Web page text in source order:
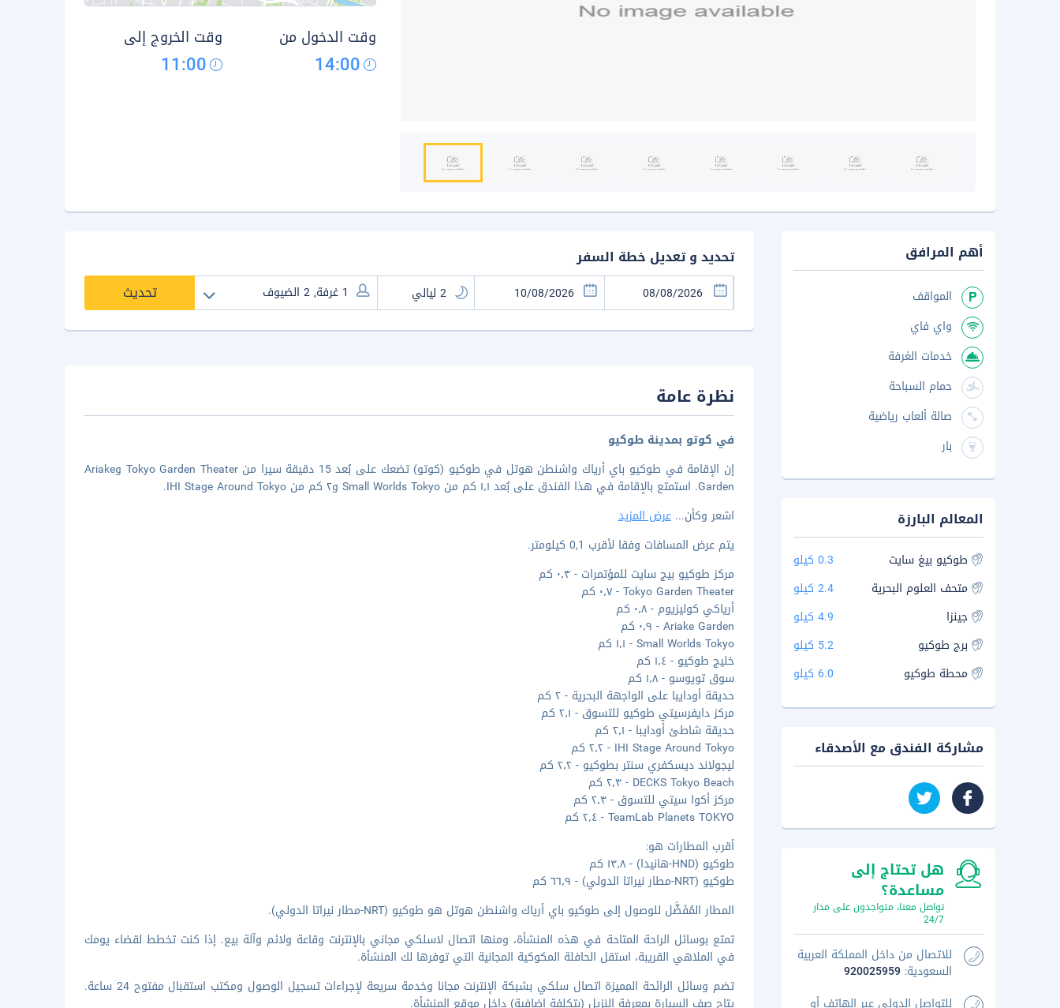
وقت الدخول من
14:00
وقت الخروج إلى
11:00
تحديد و تعديل خطة السفر
تحديث
نظرة عامة
في كوتو بمدينة طوكيو
إن الإقامة في طوكيو باي أرياك واشنطن هوتل في طوكيو (كوتو) تضعك على بُعد 15 دقيقة سيرا من Tokyo Garden Theater وAriake
Garden. استمتع بالإقامة في هذا الفندق على بُعد ١٫١ كم من Small Worlds Tokyo و٢ كم من IHI Stage Around Tokyo.
اشعر وكأن...عرض المزيد
يتم عرض المسافات وفقا لأقرب 0,1 كيلومتر.
مركز طوكيو بيج سايت للمؤتمرات - ٠٫٣ كم
Tokyo Garden Theater - ٠٫٧ كم
أرياكي كوليزيوم - ٠٫٨ كم
Ariake Garden - ٠٫٩ كم
Small Worlds Tokyo - ١٫١ كم
خليج طوكيو - ١٫٤ كم
سوق تويوسو - ١٫٨ كم
حديقة أودايبا على الواجهة البحرية - ٢ كم
مركز دايفرسيتي طوكيو للتسوق - ٢٫١ كم
حديقة شاطئ أودايبا - ٢٫١ كم
IHI Stage Around Tokyo - ٢٫٢ كم
ليجولاند ديسكفري سنتر بطوكيو - ٢٫٢ كم
DECKS Tokyo Beach - ٢٫٣ كم
مركز أكوا سيتي للتسوق - ٢٫٣ كم
TeamLab Planets TOKYO - ٢٫٤ كم
أقرب المطارات هو:
طوكيو (HND-هانيدا) - ١٣٫٨ كم
طوكيو (NRT-مطار نيراتا الدولي) - ٦٦٫٩ كم
المطار المُفَضَّل للوصول إلى طوكيو باي أرياك واشنطن هوتل هو طوكيو (NRT-مطار نيراتا الدولي).
تمتع بوسائل الراحة المتاحة في هذه المنشأة، ومنها اتصال لاسلكي مجاني بالإنترنت وقاعة ولائم وآلة بيع. إذا كنت تخطط لقضاء يومك
في الملاهي القريبة، استقل الحافلة المكوكية المجانية التي توفرها لك المنشأة.
تضم وسائل الرائحة المميزة اتصال سلكي بشبكة الإنترنت مجانا وخدمة سريعة لإجراءات تسجيل الوصول ومكتب استقبال مفتوح 24 ساعة.
يتاح صف السيارة بمعرفة النزيل (بتكلفة إضافية) داخل موقع المنشأة.
أهم المرافق
المواقف
واي فاي
خدمات الغرفة
حمام السباحة
صالة ألعاب رياضية
بار
المعالم البارزة
طوكيو بيغ سايت
0.3 كيلو
متحف العلوم البحرية
2.4 كيلو
جينزا
4.9 كيلو
برج طوكيو
5.2 كيلو
محطة طوكيو
6.0 كيلو
مشاركة الفندق مع الأصدقاء
هل تحتاج إلى
مساعدة؟
تواصل معنا، متواجدون على مدار
24/7
للاتصال من داخل المملكة العربية
السعودية: 920025959
للتواصل الدولي عبر الهاتف أو